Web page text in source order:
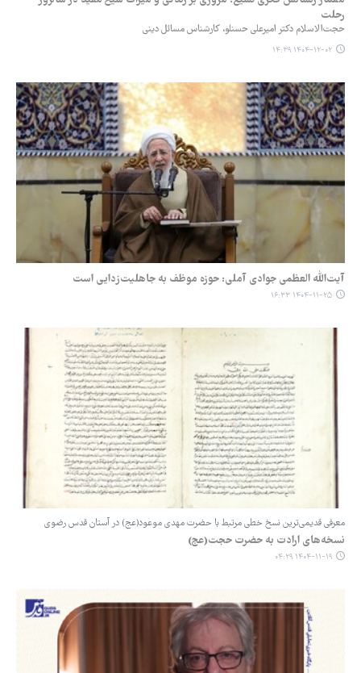
رحلت
حجت‌الاسلام دکتر امیرعلی حسنلو، کارشناس مسائل دینی
۱۴۰۴-۱۲-۰۲ ۱۴:۳۹
آیت‌الله العظمی جوادی آملی: حوزه موظف به جاهلیت‌زدایی است
۱۴۰۴-۱۱-۲۵ ۱۶:۳۳
معرفی قدیمی‌ترین نسخ خطی مرتبط با حضرت مهدی موعود(عج) در آستان قدس رضوی
نسخه‌های ارادت به حضرت حجت(عج)
۱۴۰۴-۱۱-۱۹ ۰۴:۲۹